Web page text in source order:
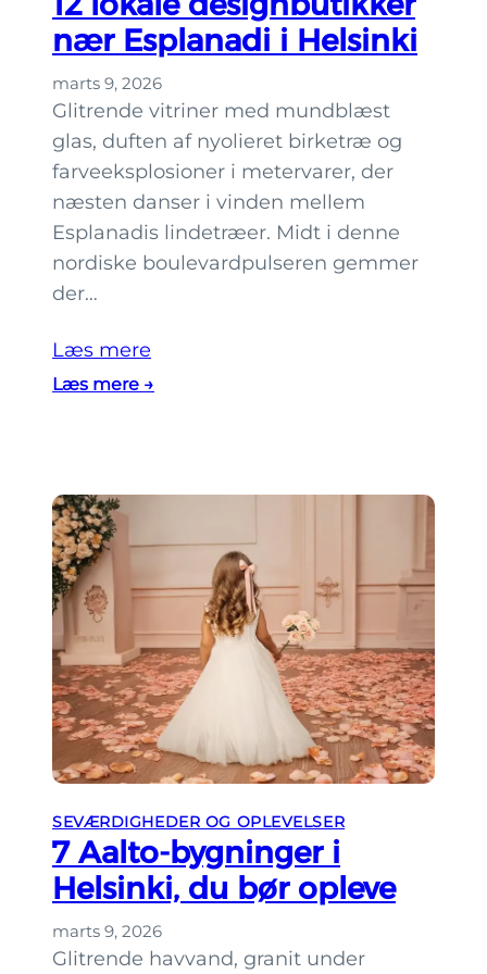
P
a
l
s
i
n
nær Esplanadi i Helsinki
marts 9, 2026
Glitrende vitriner med mundblæst
glas, duften af nyolieret birketræ og
farveeksplosioner i metervarer, der
næsten danser i vinden mellem
Esplanadis lindetræer. Midt i denne
nordiske boulevardpulseren gemmer
der…
Læs mere
Læs mere →
o
l
d
e
s
i
g
b
u
t
k
SEVÆRDIGHEDER OG OPLEVELSER
7 Aalto-bygninger i
Helsinki, du bør opleve
marts 9, 2026
Glitrende havvand, granit under